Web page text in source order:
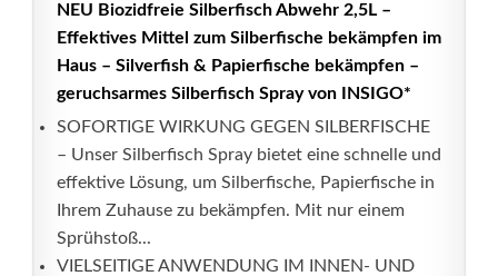
NEU Biozidfreie Silberfisch Abwehr 2,5L –
Effektives Mittel zum Silberfische bekämpfen im
Haus – Silverfish & Papierfische bekämpfen –
geruchsarmes Silberfisch Spray von INSIGO*
SOFORTIGE WIRKUNG GEGEN SILBERFISCHE
– Unser Silberfisch Spray bietet eine schnelle und
effektive Lösung, um Silberfische, Papierfische in
Ihrem Zuhause zu bekämpfen. Mit nur einem
Sprühstoß...
VIELSEITIGE ANWENDUNG IM INNEN- UND